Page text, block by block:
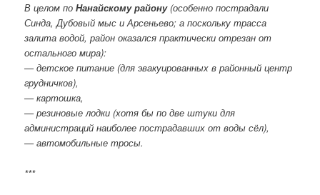
В целом поНанайскому району(особенно пострадали
Синда, Дубовый мыс и Арсеньево; а поскольку трасса
залита водой, район оказался практически отрезан от
остального мира):
— детское питание (для эвакуированных в районный центр
грудничков),
— картошка,
— резиновые лодки (хотя бы по две штуки для
администраций наиболее пострадавших от воды сёл),
— автомобильные тросы.
***